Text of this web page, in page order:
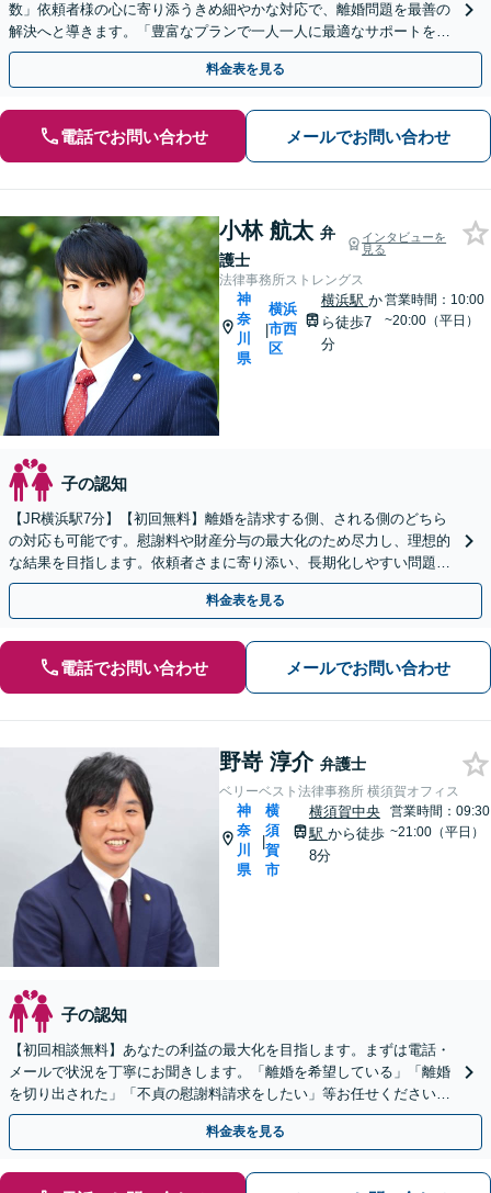
数」依頼者様の心に寄り添うきめ細やかな対応で、離婚問題を最善の
解決へと導きます。「豊富なプランで一人一人に最適なサポートを提
案」【ビデオ面談可】
料金表を見る
電話でお問い合わせ メールでお問い合わせ
小林 航太 弁
護士
インタビューを
見る
法律事務所ストレングス
神
奈
川
県
|
横浜
市西
区
横浜駅 か
ら徒歩7
分
営業時間：10:00
~20:00（平日）
子の認知
【JR横浜駅7分】【初回無料】離婚を請求する側、される側のどちら
の対応も可能です。慰謝料や財産分与の最大化のため尽力し、理想的
な結果を目指します。依頼者さまに寄り添い、長期化しやすい問題も
迅速に対応します【個室対応】
料金表を見る
電話でお問い合わせ メールでお問い合わせ
野嵜 淳介 弁護士
ベリーベスト法律事務所 横須賀オフィス
神
奈
川
県
|
横
須
賀
市
横須賀中央
駅 から徒歩
8分
営業時間：09:30
~21:00（平日）
子の認知
【初回相談無料】あなたの利益の最大化を目指します。まずは電話・
メールで状況を丁寧にお聞きします。「離婚を希望している」「離婚
を切り出された」「不貞の慰謝料請求をしたい」等お任せください。
【リーズナブルな料金設定】
料金表を見る